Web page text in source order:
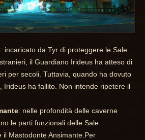
: incaricato da Tyr di proteggere le Sale
il Guardiano Irideus ha atteso di
per secoli. Tuttavia, quando ha dovuto
Irideus ha fallito. Non intende ripetere il
: nelle profondità delle caverne
le parti funzionali delle Sale
il Mastodonte Ansimante.Per